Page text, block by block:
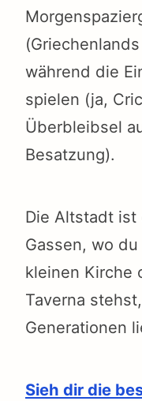
während die
spielen (ja,
Überbleibsel
Besatzung).
Die Altstadt ist
Gassen, wo
kleinen Kirche
Taverna
Generationen
Sieh dir die